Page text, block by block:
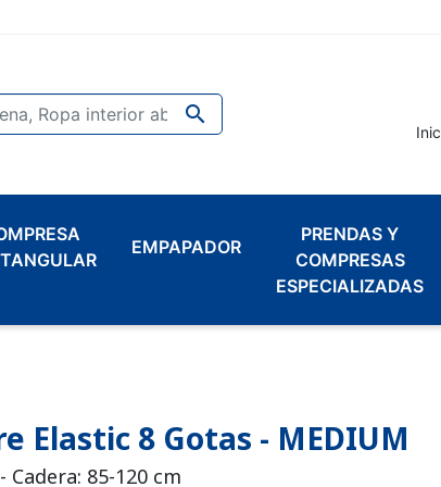

EMPAPADOR
PRENDAS Y
COMPRESAS
ESPECIALIZADAS
Elastic 8 Gotas - MEDIUM
Cadera: 85-120 cm